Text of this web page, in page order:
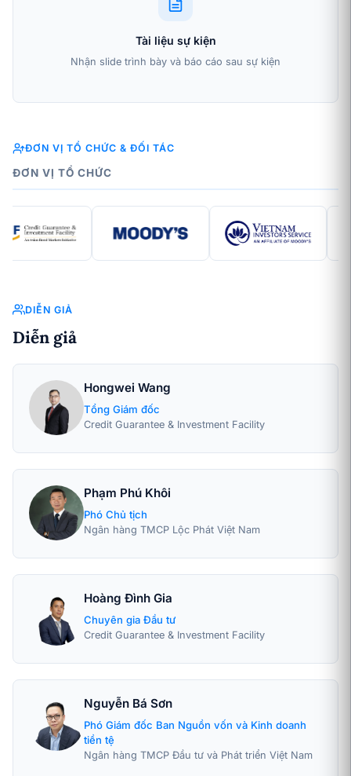
Tài liệu sự kiện
Nhận slide trình bày và báo cáo sau sự kiện
ĐƠN VỊ TỔ CHỨC & ĐỐI TÁC
ĐƠN VỊ TỔ CHỨC
DIỄN GIẢ
Diễn giả
Hongwei Wang
Tổng Giám đốc
Credit Guarantee & Investment Facility
Phạm Phú Khôi
Phó Chủ tịch
Ngân hàng TMCP Lộc Phát Việt Nam
Hoàng Đình Gia
Chuyên gia Đầu tư
Credit Guarantee & Investment Facility
Nguyễn Bá Sơn
Phó Giám đốc Ban Nguồn vốn và Kinh doanh
tiền tệ
Ngân hàng TMCP Đầu tư và Phát triển Việt Nam